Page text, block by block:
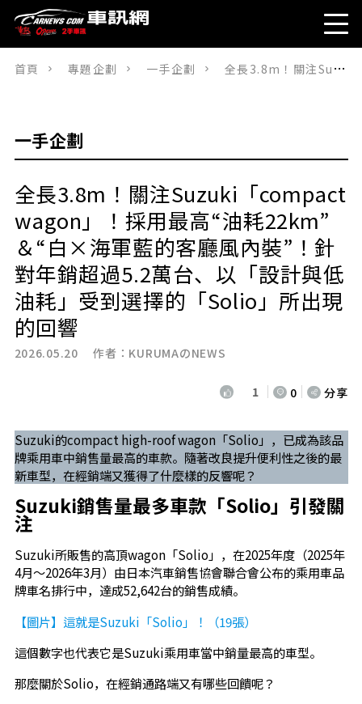
首頁 專題企劃 一手企劃 全長3.8m！關注Suzuki「compact wagon」！採用最高“油耗22km”＆“白×海軍藍的客廳風內裝”！針對年銷超過5.2萬台、以「設計與低油耗」受到選擇的「Solio」所出現的回響
一手企劃
全長3.8m！關注Suzuki「compact
wagon」！採用最高“油耗22km”
＆“白×海軍藍的客廳風內裝”！針
對年銷超過5.2萬台、以「設計與低
油耗」受到選擇的「Solio」所出現
的回響
2026.05.20 作者： KURUMAのNEWS
1 0 分享
Suzuki的compact high-roof wagon「Solio」，已成為該品
牌乘用車中銷售量最高的車款。隨著改良提升便利性之後的最
新車型，在經銷端又獲得了什麼樣的反響呢？
Suzuki銷售量最多車款「Solio」引發關
注
Suzuki所販售的高頂wagon「Solio」，在2025年度（2025年
4月～2026年3月）由日本汽車銷售協會聯合會公布的乘用車品
牌車名排行中，達成52,642台的銷售成績。
【圖片】這就是Suzuki「Solio」！（19張）
這個數字也代表它是Suzuki乘用車當中銷量最高的車型。
那麼關於Solio，在經銷通路端又有哪些回饋呢？